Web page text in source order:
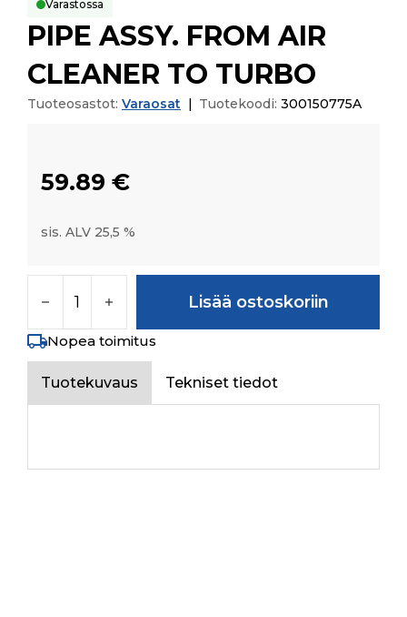
Varastossa
PIPE ASSY. FROM AIR
CLEANER TO TURBO
Tuoteosastot: Varaosat Tuotekoodi: 300150775A
59.89 €
sis. ALV 25,5 %
Lisää ostoskoriin
Nopea toimitus
Tuotekuvaus Tekniset tiedot